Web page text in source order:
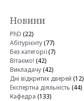
Новини
PhD (22)
Абітурієнту(77)
Без категорії(7)
Вітаємо! (42)
Викладачу(42)
Дні відкритих дверей (12)
Експертна діяльність (44)
Кафедра (133)